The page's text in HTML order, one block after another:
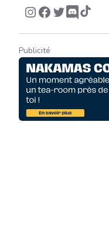
Publicité